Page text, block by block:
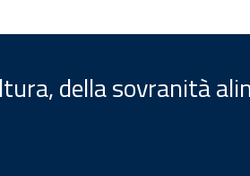
della sovranità